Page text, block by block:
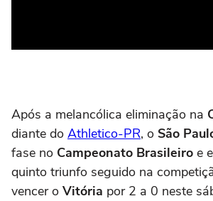
Após a melancólica eliminação na
diante do Athletico-PR, o São
fase no Campeonato Brasileiro e
quinto triunfo seguido na
vencer o Vitória por 2 a 0 neste